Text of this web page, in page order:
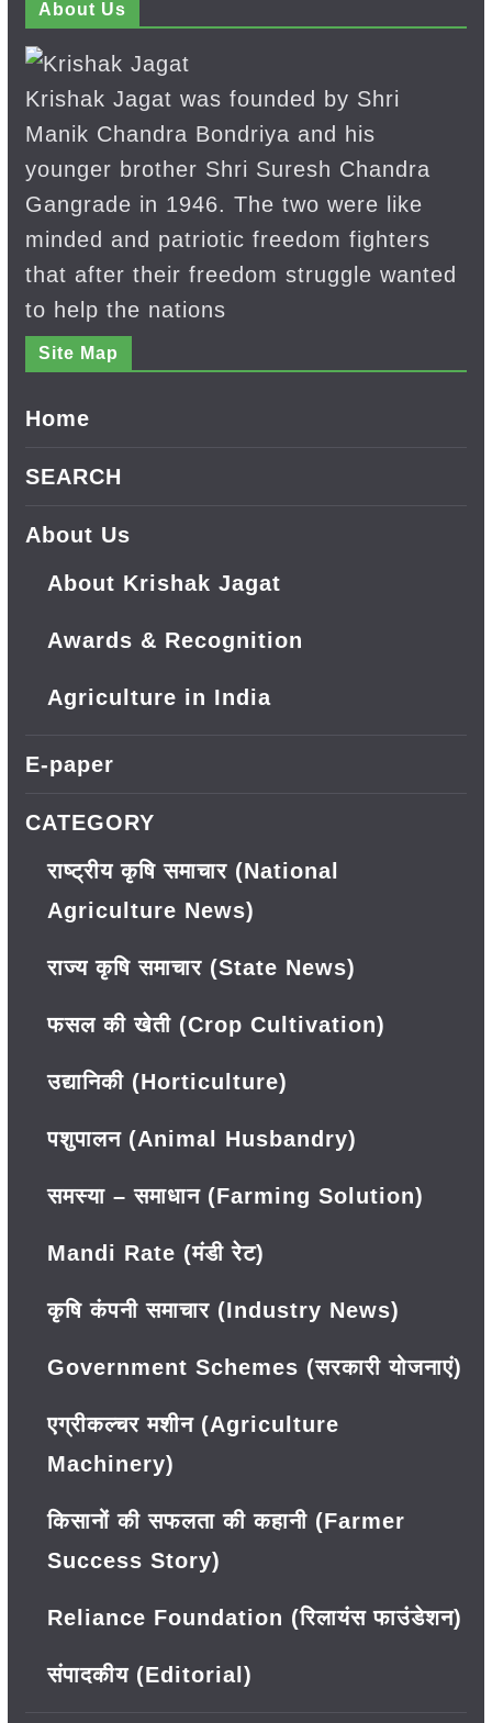
About Us
Krishak Jagat was founded by Shri
Manik Chandra Bondriya and his
younger brother Shri Suresh Chandra
Gangrade in 1946. The two were like
minded and patriotic freedom fighters
that after their freedom struggle wanted
to help the nations
Site Map
Home
SEARCH
About Us
About Krishak Jagat
Awards & Recognition
Agriculture in India
E-paper
CATEGORY
राष्ट्रीय कृषि समाचार (National
Agriculture News)
राज्य कृषि समाचार (State News)
फसल की खेती (Crop Cultivation)
उद्यानिकी (Horticulture)
पशुपालन (Animal Husbandry)
समस्या – समाधान (Farming Solution)
Mandi Rate (मंडी रेट)
कृषि कंपनी समाचार (Industry News)
Government Schemes (सरकारी योजनाएं)
एग्रीकल्चर मशीन (Agriculture
Machinery)
किसानों की सफलता की कहानी (Farmer
Success Story)
Reliance Foundation (रिलायंस फाउंडेशन)
संपादकीय (Editorial)